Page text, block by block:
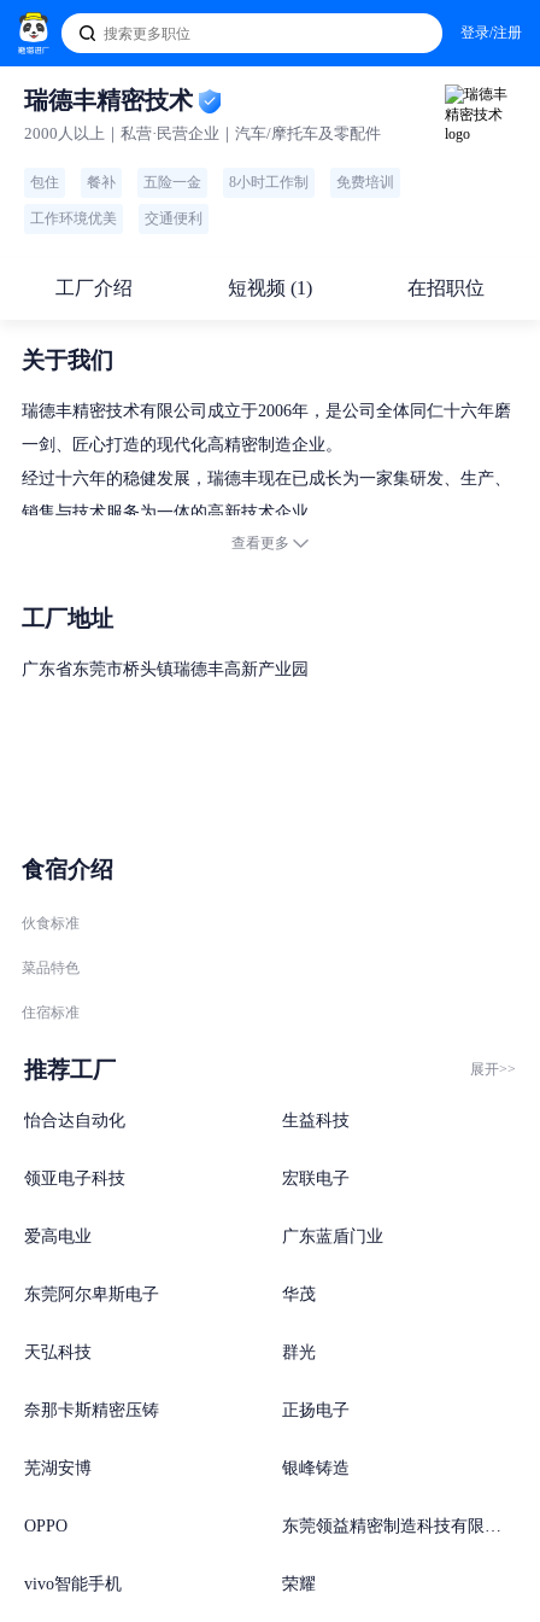
登录/注册
瑞德丰精密技术
2000人以上｜私营·民营企业｜汽车/摩托车及零配件
包住 餐补 五险一金 8小时工作制 免费培训
工作环境优美 交通便利
工厂介绍 短视频 (1) 在招职位
关于我们
瑞德丰精密技术有限公司成立于2006年，是公司全体同仁十六年磨
一剑、匠心打造的现代化高精密制造企业。
经过十六年的稳健发展，瑞德丰现在已成长为一家集研发、生产、
销售与技术服务为一体的高新技术企业。
公司目前拥有新能源各领域专业人才数千人，在江苏常州、广东深
动化生产线，为全球客户提供新能源动力电池精密结构件产品和技
查看更多
工厂地址
广东省东莞市桥头镇瑞德丰高新产业园
食宿介绍
伙食标准
菜品特色
住宿标准
推荐工厂 展开>>
怡合达自动化 生益科技
领亚电子科技 宏联电子
爱高电业 广东蓝盾门业
东莞阿尔卑斯电子 华茂
天弘科技 群光
奈那卡斯精密压铸 正扬电子
芜湖安博 银峰铸造
OPPO 东莞领益精密制造科技有限公司
vivo智能手机 荣耀